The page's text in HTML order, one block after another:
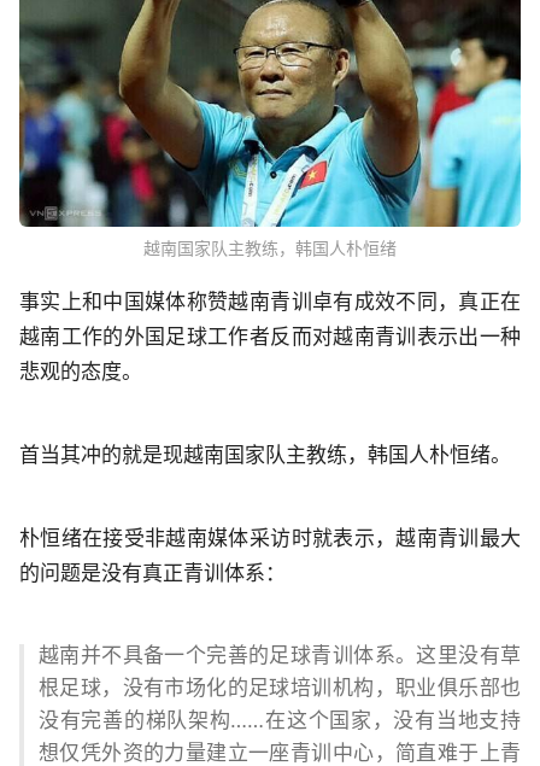
越南国家队主教练，韩国人朴恒绪
事实上和中国媒体称赞越南青训卓有成效不同，真正在
越南工作的外国足球工作者反而对越南青训表示出一种
悲观的态度。
首当其冲的就是现越南国家队主教练，韩国人朴恒绪。
朴恒绪在接受非越南媒体采访时就表示，越南青训最大
的问题是没有真正青训体系：
越南并不具备一个完善的足球青训体系。这里没有草
根足球，没有市场化的足球培训机构，职业俱乐部也
没有完善的梯队架构……在这个国家，没有当地支持
想仅凭外资的力量建立一座青训中心，简直难于上青